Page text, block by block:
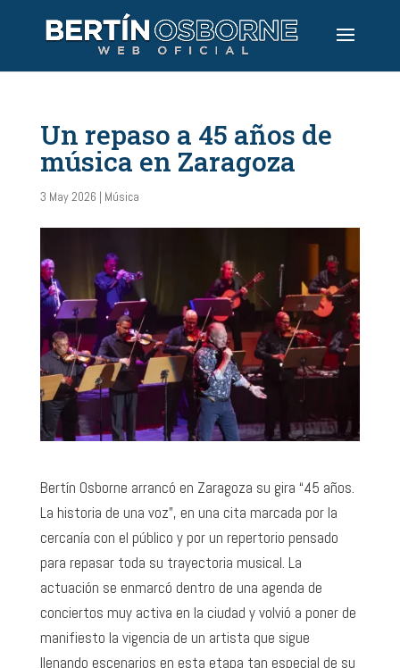
Un repaso a 45 años de
música en Zaragoza
3 May 2026 | Música
Bertín Osborne arrancó en Zaragoza su gira “45 años.
La historia de una voz”, en una cita marcada por la
cercanía con el público y por un repertorio pensado
para repasar toda su trayectoria musical. La
actuación se enmarcó dentro de una agenda de
conciertos muy activa en la ciudad y volvió a poner de
manifiesto la vigencia de un artista que sigue
llenando escenarios en esta etapa tan especial de su